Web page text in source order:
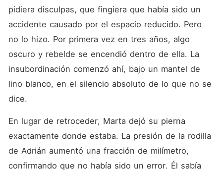
pidiera disculpas, que fingiera que había sido un
accidente causado por el espacio reducido. Pero
no lo hizo. Por primera vez en tres años, algo
oscuro y rebelde se encendió dentro de ella. La
insubordinación comenzó ahí, bajo un mantel de
lino blanco, en el silencio absoluto de lo que no se
dice.
En lugar de retroceder, Marta dejó su pierna
exactamente donde estaba. La presión de la rodilla
de Adrián aumentó una fracción de milímetro,
confirmando que no había sido un error. Él sabía